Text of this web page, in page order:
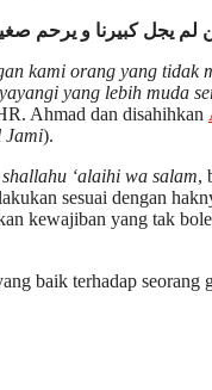
لم يجل كبيرنا و يرحم
kami orang yang tidak
yang lebih muda
Ahmad dan disahihkan
Jami).
shallahu ‘alaihi wa salam,
sesuai dengan
kewajiban yang tak
baik terhadap seorang